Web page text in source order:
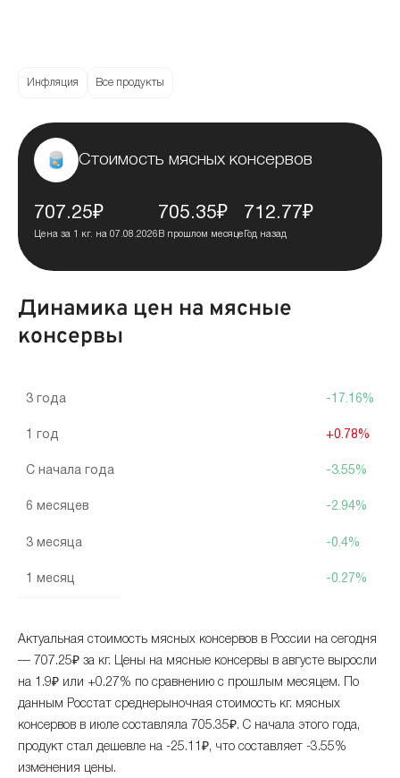
Инфляция Все продукты
Стоимость мясных консервов
707.25₽
Цена за 1 кг. на 07.08.2026
705.35₽
В прошлом месяце
712.77₽
Год назад
Динамика цен на мясные
консервы
3 года
1 год
С начала года
6 месяцев
3 месяца
1 месяц
-17.16%
+0.78%
-3.55%
-2.94%
-0.4%
-0.27%
Актуальная стоимость мясных консервов в России на сегодня
— 707.25₽ за кг. Цены на мясные консервы в августе выросли
на 1.9₽ или +0.27% по сравнению с прошлым месяцем. По
данным Росстат среднерыночная стоимость кг. мясных
консервов в июле составляла 705.35₽. С начала этого года,
продукт стал дешевле на -25.11₽, что составляет -3.55%
изменения цены.